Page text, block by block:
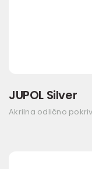
JUPOL Silver
Akrilna odlično